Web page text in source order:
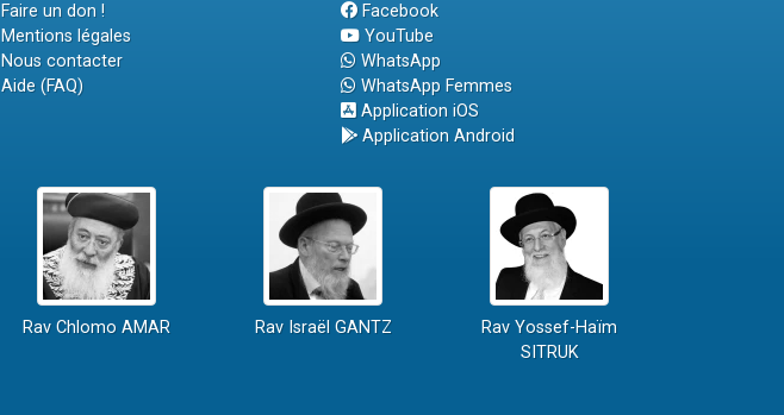
Faire un don !
Mentions légales
Nous contacter
Aide (FAQ)
Facebook
YouTube
WhatsApp
WhatsApp Femmes
Application iOS
Application Android
Rav Chlomo AMAR Rav Israël GANTZ
Rav Yossef-Haïm
SITRUK